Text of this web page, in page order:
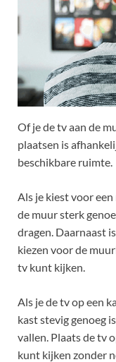
Of je de tv aan de
plaatsen is
beschikbare ruimte.
Als je kiest voor
de muur sterk
dragen. Daarnaast
kiezen voor de
tv kunt kijken.
Als je de tv op een
kast stevig genoeg
vallen. Plaats de tv
kunt kijken zonder